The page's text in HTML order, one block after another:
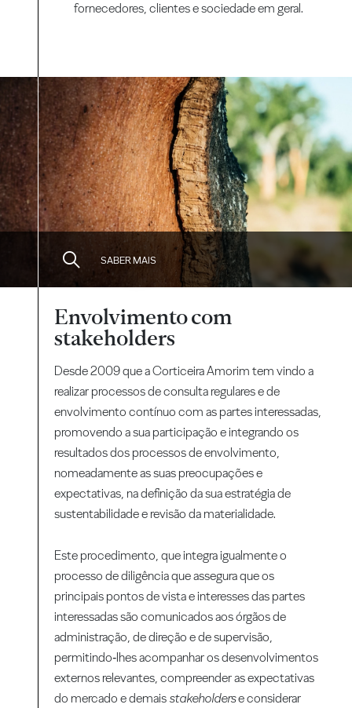
fornecedores, clientes e sociedade em geral.
SABER MAIS
Envolvimento com
stakeholders
Desde 2009 que a Corticeira Amorim tem vindo a
realizar processos de consulta regulares e de
envolvimento contínuo com as partes interessadas,
promovendo a sua participação e integrando os
resultados dos processos de envolvimento,
nomeadamente as suas preocupações e
expectativas, na definição da sua estratégia de
sustentabilidade e revisão da materialidade.
Este procedimento, que integra igualmente o
processo de diligência que assegura que os
principais pontos de vista e interesses das partes
interessadas são comunicados aos órgãos de
administração, de direção e de supervisão,
permitindo‑lhes acompanhar os desenvolvimentos
externos relevantes, compreender as expectativas
do mercado e demais stakeholderse considerar